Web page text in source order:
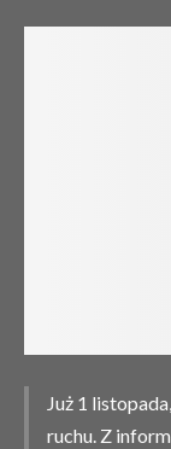
Już 1
ruchu. Z